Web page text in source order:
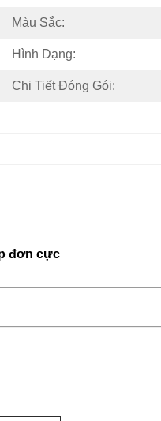
Màu Sắc:
Hình Dạng:
Chi Tiết Đóng Gói:
đơn cực